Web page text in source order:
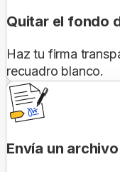
Quitar el fondo
Haz tu firma
recuadro blanco.
Envía un